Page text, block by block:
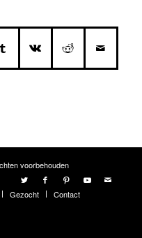
voorbehouden
Gezocht Contact